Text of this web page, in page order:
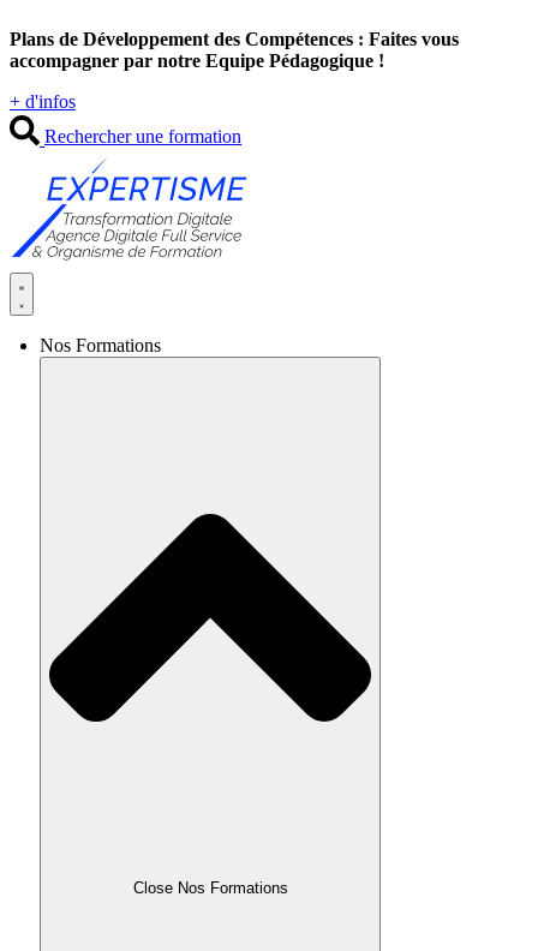
au
contenu
Plans de Développement des Compétences : Faites vous
accompagner par notre Equipe Pédagogique !
+ d'infos
Rechercher une formation
Nos Formations
Close Nos Formations